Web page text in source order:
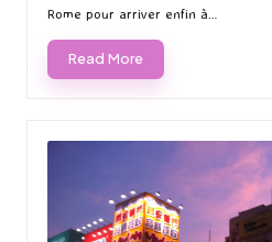
Rome pour arriver enfin à…
Read More